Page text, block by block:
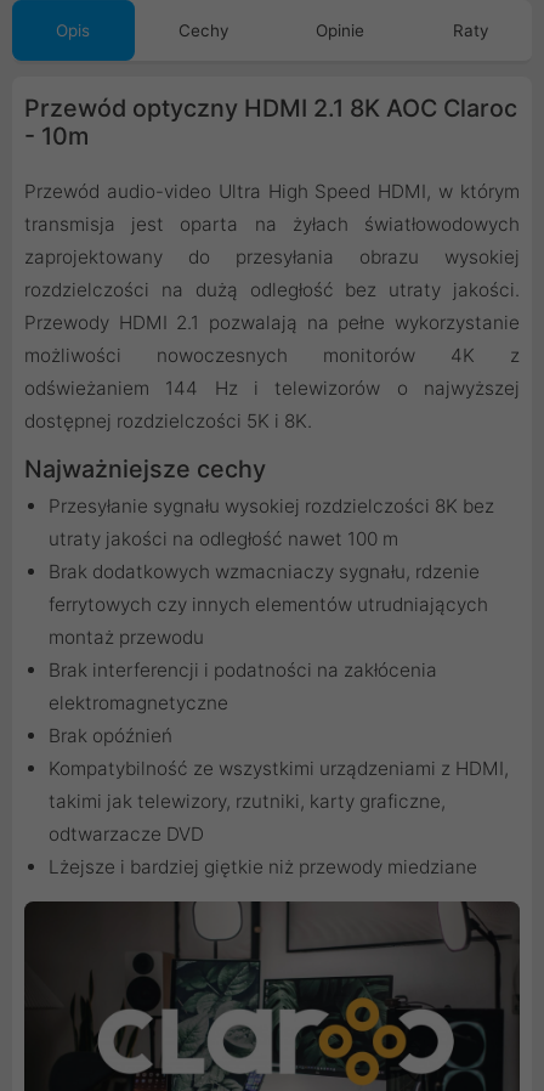
Opis Cechy Opinie Raty
Przewód optyczny HDMI 2.1 8K AOC Claroc
- 10m
Przewód audio-video Ultra High Speed HDMI, w którym
transmisja jest oparta na żyłach światłowodowych
zaprojektowany do przesyłania obrazu wysokiej
rozdzielczości na dużą odległość bez utraty jakości.
Przewody HDMI 2.1 pozwalają na pełne wykorzystanie
możliwości nowoczesnych monitorów 4K z
odświeżaniem 144 Hz i telewizorów o najwyższej
dostępnej rozdzielczości 5K i 8K.
Najważniejsze cechy
Przesyłanie sygnału wysokiej rozdzielczości 8K bez
utraty jakości na odległość nawet 100 m
Brak dodatkowych wzmacniaczy sygnału, rdzenie
ferrytowych czy innych elementów utrudniających
montaż przewodu
Brak interferencji i podatności na zakłócenia
elektromagnetyczne
Brak opóźnień
Kompatybilność ze wszystkimi urządzeniami z HDMI,
takimi jak telewizory, rzutniki, karty graficzne,
odtwarzacze DVD
Lżejsze i bardziej giętkie niż przewody miedziane